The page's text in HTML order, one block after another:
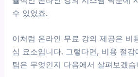
수 있었죠.
이처럼 온라인 무료 강의 제공은 비
심 요소입니다. 그렇다면, 비용 절
팁은 무엇인지 다음에서 살펴보겠습